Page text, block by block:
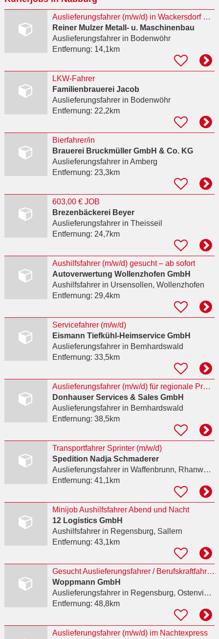
Auslieferungsfahrer (m/w/d) in Wackersdorf gesucht
Reiner Mulzer Metall- u. Maschinenbau
Auslieferungsfahrerin Bodenwöhr
Entfernung: 14,1km
LKW-Fahrer
Familienbrauerei Jacob
Auslieferungsfahrerin Bodenwöhr
Entfernung: 22,2km
Bierfahrer/in
Brauerei Bruckmüller GmbH & Co. KG
Auslieferungsfahrerin Amberg
Entfernung: 23,3km
603,00 € JOB
Brezenbäckerei Beyer
Auslieferungsfahrerin Theisseil
Entfernung: 24,7km
Aushilfsfahrer (m/w/d) gesucht – ab sofort
Autoverwertung Wollenzhofen GmbH
Aushilfsfahrerin Ursensollen, Wollenzhofen
Entfernung: 29,4km
Servicefahrer (m/w/d)
Eismann Tiefkühl-Heimservice GmbH
Auslieferungsfahrerin Bernhardswald
Entfernung: 33,5km
Auslieferungsfahrer (m/w/d) für regionale Produkte
Donhauser Services & Sales GmbH
Auslieferungsfahrerin Bernhardswald
Entfernung: 38,5km
Transportfahrer Sprinter (m/w/d)
Spedition Nadja Schmaderer
Auslieferungsfahrerin Waffenbrunn, Rhanwalting
Entfernung: 41,1km
Minijob Aushilfsfahrer Abend und Nacht
12 Logistics GmbH
Aushilfsfahrerin Regensburg, Sallern
Entfernung: 43,1km
Gesucht Auslieferungsfahrer / Berufskraftfahrer (m/w/d)
Woppmann GmbH
Auslieferungsfahrerin Regensburg, Ostenviertel
Entfernung: 48,8km
Auslieferungsfahrer (m/w/d) im Nachtexpress